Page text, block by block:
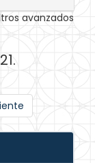
avanzados